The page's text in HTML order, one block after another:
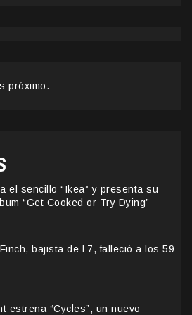
próximo.
el sencillo “Ikea” y presenta su
“Get Cooked or Try Dying”
bajista de L7, falleció a los 59
estrena “Cycles”, un nuevo